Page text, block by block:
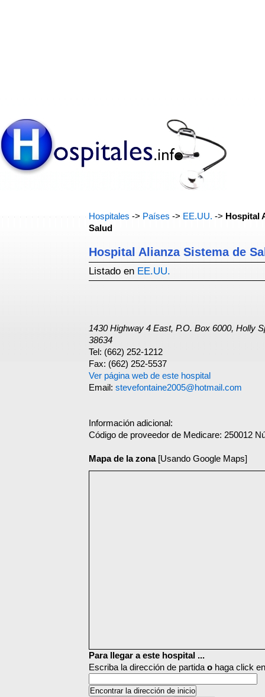
Hospitales -> Países -> EE.UU. -> Hospital
Salud
Hospital Alianza Sistema de
Listado en EE.UU.
1430 Highway 4 East, P.O. Box 6000, Holly
38634
Tel: (662) 252-1212
Fax: (662) 252-5537
Ver página web de este hospital
Email: stevefontaine2005@hotmail.com
Información adicional:
Código de proveedor de Medicare: 250012
Mapa de la zona[Usando Google Maps]
Para llegar a este hospital ...
Escriba la dirección de partida o haga click